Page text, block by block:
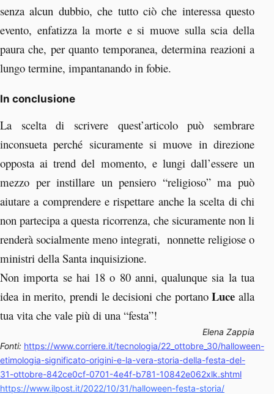
senza alcun dubbio, che tutto ciò che interessa questo
evento, enfatizza la morte e si muove sulla scia della
paura che, per quanto temporanea, determina reazioni a
lungo termine, impantanando in fobie.
In conclusione
La scelta di scrivere quest’articolo può sembrare
inconsueta perché sicuramente si muove in direzione
opposta ai trend del momento, e lungi dall’essere un
mezzo per instillare un pensiero “religioso” ma può
aiutare a comprendere e rispettare anche la scelta di chi
non partecipa a questa ricorrenza, che sicuramente non li
renderà socialmente meno integrati, nonnette religiose o
ministri della Santa inquisizione.
Non importa se hai 18 o 80 anni, qualunque sia la tua
idea in merito, prendi le decisioni che portanoLuce alla
tua vita che vale più di una “festa”!
Elena Zappia
Fonti: https://www.corriere.it/tecnologia/22_ottobre_30/halloween-
etimologia-significato-origini-e-la-vera-storia-della-festa-del-
31-ottobre-842ce0cf-0701-4e4f-b781-10842e062xlk.shtml
https://www.ilpost.it/2022/10/31/halloween-festa-storia/